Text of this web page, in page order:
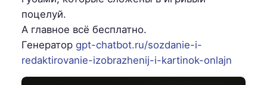
поцелуй.
А главное всё бесплатно.
Генератор gpt-chatbot.ru/sozdanie-i-
redaktirovanie-izobrazhenij-i-kartinok-onlajn